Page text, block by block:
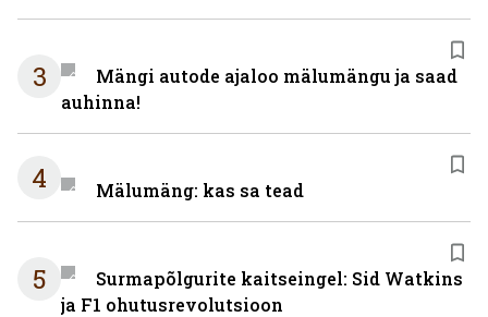
3
Mängi autode ajaloo mälumängu ja saad
auhinna!
4 Mälumäng: kas sa tead
5
Surmapõlgurite kaitseingel: Sid Watkins
ja F1 ohutusrevolutsioon